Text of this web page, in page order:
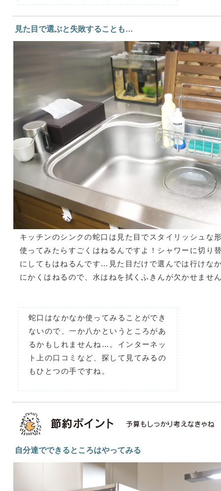
見た目で選ぶと失敗することも…
キッチンのシンクの蛇口は見た目でスタイリッシュな
使ってみたらすごくはねるんですよ！シャワーに切り
にしてもはねるんです…見た目だけで選んでは行けな
にかくはねるので、水はねを拭くふきんが欠かせませ
蛇口はなかなか使ってみることができ
ないので、一か八かというところがあ
るかもしれませんね…。インターネッ
ト上の口コミなど、探して見てみるの
もひとつの手ですね。
自分達でできるところはやってみる